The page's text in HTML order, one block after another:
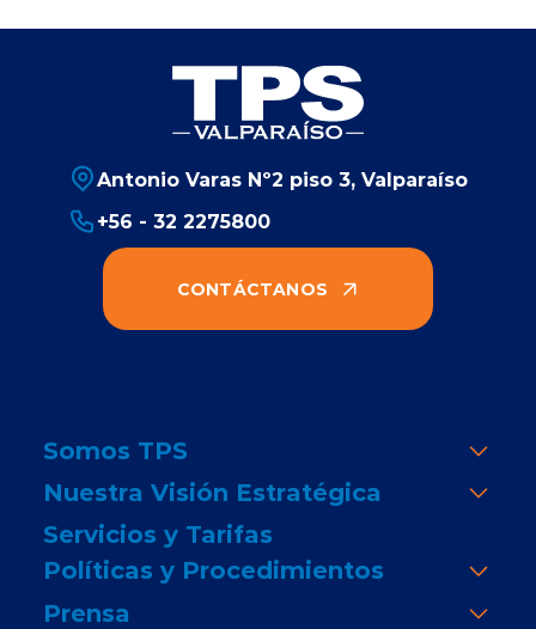
Antonio Varas Nº2 piso 3, Valparaíso
+56 - 32 2275800
CONTÁCTANOS
Somos TPS
Nuestra Visión Estratégica
Servicios y Tarifas
Políticas y Procedimientos
Prensa